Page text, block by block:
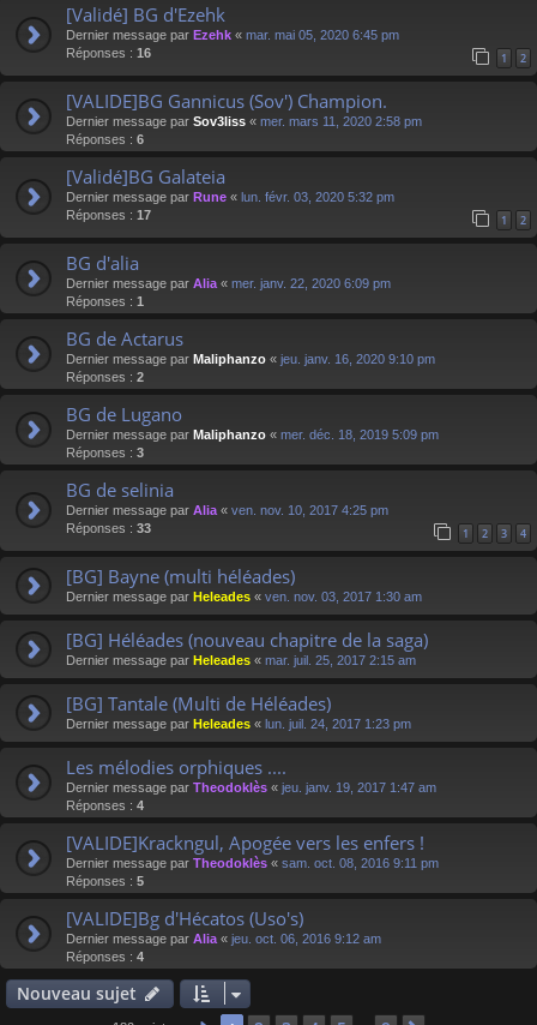
[Validé] BG d'Ezehk
Dernier message par Ezehk « mar. mai 05, 2020 6:45 pm
Réponses : 16 1 2
[VALIDE]BG Gannicus (Sov') Champion.
Dernier message par Sov3liss « mer. mars 11, 2020 2:58 pm
Réponses : 6
[Validé]BG Galateia
Dernier message par Rune « lun. févr. 03, 2020 5:32 pm
Réponses : 17 1 2
BG d'alia
Dernier message par Alia « mer. janv. 22, 2020 6:09 pm
Réponses : 1
BG de Actarus
Dernier message par Maliphanzo « jeu. janv. 16, 2020 9:10 pm
Réponses : 2
BG de Lugano
Dernier message par Maliphanzo « mer. déc. 18, 2019 5:09 pm
Réponses : 3
BG de selinia
Dernier message par Alia « ven. nov. 10, 2017 4:25 pm
Réponses : 33 1 2 3 4
[BG] Bayne (multi héléades)
Dernier message par Heleades « ven. nov. 03, 2017 1:30 am
[BG] Héléades (nouveau chapitre de la saga)
Dernier message par Heleades « mar. juil. 25, 2017 2:15 am
[BG] Tantale (Multi de Héléades)
Dernier message par Heleades « lun. juil. 24, 2017 1:23 pm
Les mélodies orphiques ....
Dernier message par Theodoklès « jeu. janv. 19, 2017 1:47 am
Réponses : 4
[VALIDE]Krackngul, Apogée vers les enfers !
Dernier message par Theodoklès « sam. oct. 08, 2016 9:11 pm
Réponses : 5
[VALIDE]Bg d'Hécatos (Uso's)
Dernier message par Alia « jeu. oct. 06, 2016 9:12 am
Réponses : 4
Nouveau sujet